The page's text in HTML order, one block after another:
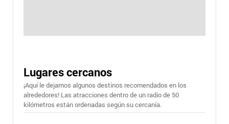
Lugares cercanos
¡Aquí le dejamos algunos destinos recomendados en los
alrededores! Las atracciones dentro de un radio de 50
kilómetros están ordenadas según su cercanía.